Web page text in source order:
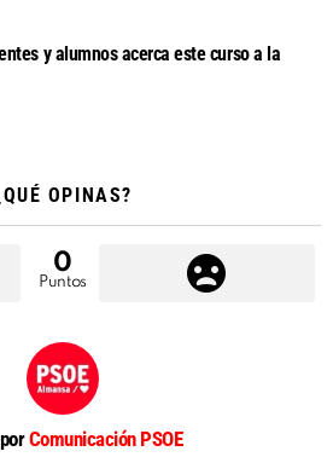
y alumnos acerca este curso a la
OPINAS?
0
Puntos
Comunicación PSOE